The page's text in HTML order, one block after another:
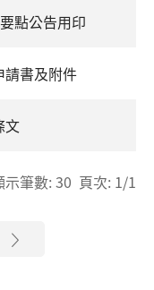
點公告用印
請書及附件
文
示筆數: 30 頁次: 1/1